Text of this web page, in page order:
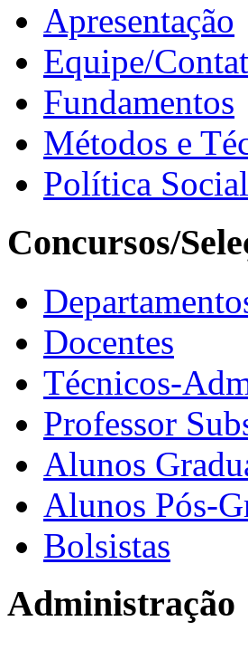
Apresentação
Equipe/
Fundamentos
Métodos e
Política Social
Concursos/
Docentes
Técnicos-
Professor
Alunos
Alunos Pós-
Bolsistas
Administração